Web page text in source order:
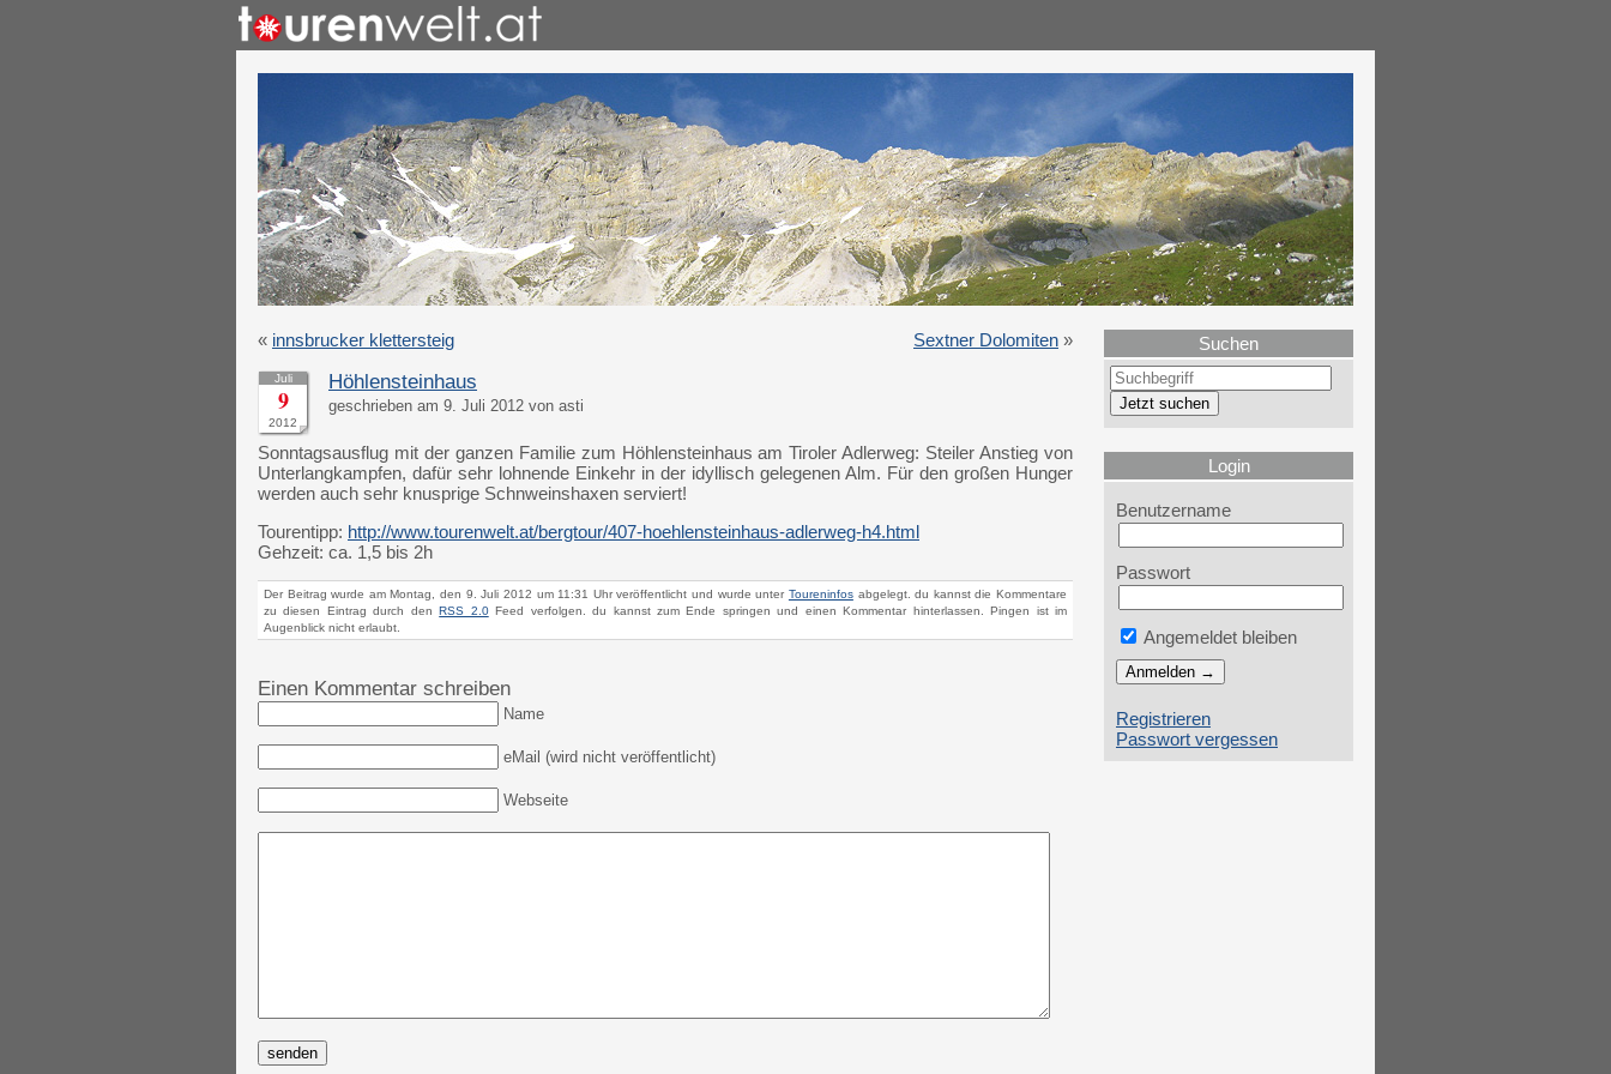
« innsbrucker klettersteig Sextner Dolomiten »
Juli
9
2012
Höhlensteinhaus
geschrieben am 9. Juli 2012 von asti
Sonntagsausflug mit der ganzen Familie zum Höhlensteinhaus am Tiroler Adlerweg: Steiler Anstieg von
Unterlangkampfen, dafür sehr lohnende Einkehr in der idyllisch gelegenen Alm. Für den großen Hunger
werden auch sehr knusprige Schnweinshaxen serviert!
Tourentipp: http://www.tourenwelt.at/bergtour/407-hoehlensteinhaus-adlerweg-h4.html
Gehzeit: ca. 1,5 bis 2h
Der Beitrag wurde am Montag, den 9. Juli 2012 um 11:31 Uhr veröffentlicht und wurde unter Toureninfosabgelegt. du kannst die Kommentare
zu diesen Eintrag durch den RSS 2.0Feed verfolgen. du kannst zum Ende springen und einen Kommentar hinterlassen. Pingen ist im
Augenblick nicht erlaubt.
Einen Kommentar schreiben
Name
eMail (wird nicht veröffentlicht)
Webseite
Suchen
Login
Benutzername
Passwort
Angemeldet bleiben
Registrieren
Passwort vergessen